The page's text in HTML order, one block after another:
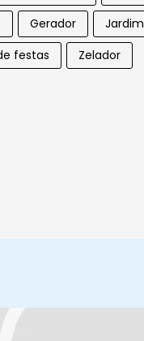
Gerador Jardim
festas Zelador